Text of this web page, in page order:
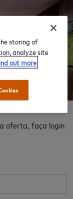
oferta, faça login
storing of
analyze site
out more